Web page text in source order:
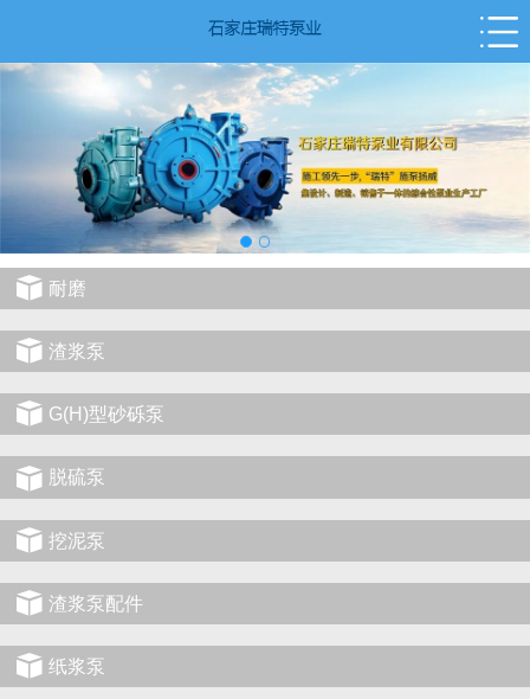
耐磨
渣浆泵
G(H)型砂砾泵
脱硫泵
挖泥泵
渣浆泵配件
纸浆泵